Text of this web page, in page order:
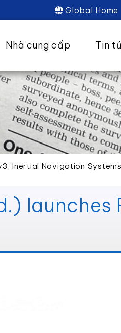
Global Home
Nhà cung cấp Tin
Inertial Navigation Systems
launches